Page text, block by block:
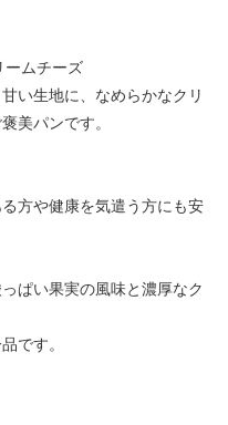
ームチーズ
い生地に、なめらかなクリ
美パンです。
方や健康を気遣う方にも安
ぱい果実の風味と濃厚なク
です。